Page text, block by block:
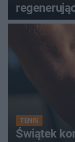
TENIS
Świątek